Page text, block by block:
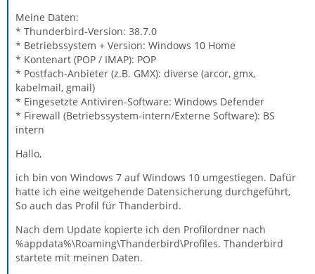
Meine Daten:
* Thunderbird-Version: 38.7.0
* Betriebssystem + Version: Windows 10 Home
* Kontenart (POP / IMAP): POP
* Postfach-Anbieter (z.B. GMX): diverse (arcor, gmx,
kabelmail, gmail)
* Eingesetzte Antiviren-Software: Windows Defender
* Firewall (Betriebssystem-intern/Externe Software): BS
intern
Hallo,
ich bin von Windows 7 auf Windows 10 umgestiegen. Dafür
hatte ich eine weitgehende Datensicherung durchgeführt,
So auch das Profil für Thanderbird.
Nach dem Update kopierte ich den Profilordner nach
%appdata%\Roaming\Thanderbird\Profiles. Thanderbird
startete mit meinen Daten.